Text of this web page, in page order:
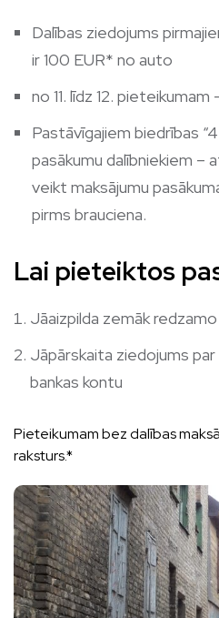
Dalības ziedojums
ir 100 EUR* no auto
no 11. līdz 12.
Pastāvīgajiem biedrības
pasākumu dalībniekiem –
veikt maksājumu
pirms brauciena.
Lai pieteiktos
Jāaizpilda zemāk
Jāpārskaita ziedojums
bankas kontu
Pieteikumam bez dalības
raksturs.*